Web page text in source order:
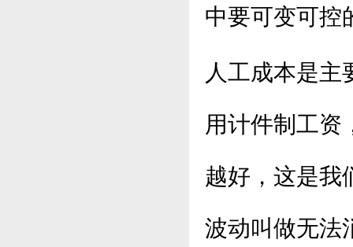
中要可变可控
人工成本是
用计件制工资
越好，这是我
波动叫做无法